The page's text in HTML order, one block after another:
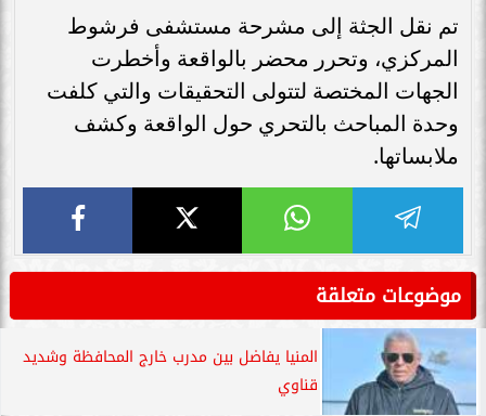
تم نقل الجثة إلى مشرحة مستشفى فرشوط
المركزي، وتحرر محضر بالواقعة وأخطرت
الجهات المختصة لتتولى التحقيقات والتي كلفت
وحدة المباحث بالتحري حول الواقعة وكشف
ملابساتها.
موضوعات متعلقة
المنيا يفاضل بين مدرب خارج المحافظة وشديد
قناوي